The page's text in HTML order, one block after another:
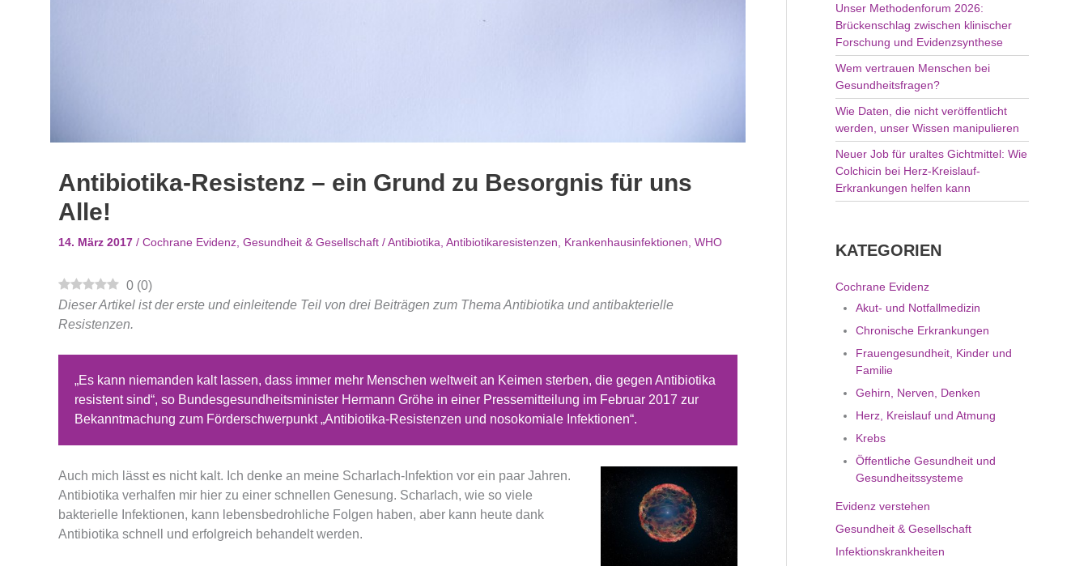
Antibiotika-Resistenz – ein Grund zu Besorgnis für uns
Alle!
14. März 2017 / Cochrane Evidenz Gesundheit & Gesellschaft / Antibiotika Antibiotikaresistenzen Krankenhausinfektionen WHO
0 (0)
Dieser Artikel ist der erste und einleitende Teil von drei Beiträgen zum Thema Antibiotika und antibakterielle
Resistenzen.
„Es kann niemanden kalt lassen, dass immer mehr Menschen weltweit an Keimen sterben, die gegen Antibiotika
resistent sind“, so Bundesgesundheitsminister Hermann Gröhe in einer Pressemitteilung im Februar 2017 zur
Bekanntmachung zum Förderschwerpunkt „Antibiotika-Resistenzen und nosokomiale Infektionen“.
Auch mich lässt es nicht kalt. Ich denke an meine Scharlach-Infektion vor ein paar Jahren.
Antibiotika verhalfen mir hier zu einer schnellen Genesung. Scharlach, wie so viele
bakterielle Infektionen, kann lebensbedrohliche Folgen haben, aber kann heute dank
Antibiotika schnell und erfolgreich behandelt werden.
Unser Methodenforum 2026:
Brückenschlag zwischen klinischer
Forschung und Evidenzsynthese
Wem vertrauen Menschen bei
Gesundheitsfragen?
Wie Daten, die nicht veröffentlicht
werden, unser Wissen manipulieren
Neuer Job für uraltes Gichtmittel: Wie
Colchicin bei Herz-Kreislauf-
Erkrankungen helfen kann
KATEGORIEN
Cochrane Evidenz
Akut- und Notfallmedizin
Chronische Erkrankungen
Frauengesundheit, Kinder und
Familie
Gehirn, Nerven, Denken
Herz, Kreislauf und Atmung
Krebs
Öffentliche Gesundheit und
Gesundheitssysteme
Evidenz verstehen
Gesundheit & Gesellschaft
Infektionskrankheiten